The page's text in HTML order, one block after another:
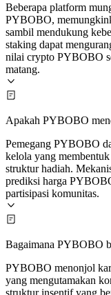
Beberapa platform
PYBOBO,
sambil mendukung
staking dapat
nilai crypto PYBOBO
matang.
Apakah PYBOBO
Pemegang PYBOBO
kelola yang
struktur hadiah.
prediksi harga
partisipasi komunitas.
Bagaimana PYBOBO
PYBOBO menonjol
yang mengutamakan
struktur insentif yang